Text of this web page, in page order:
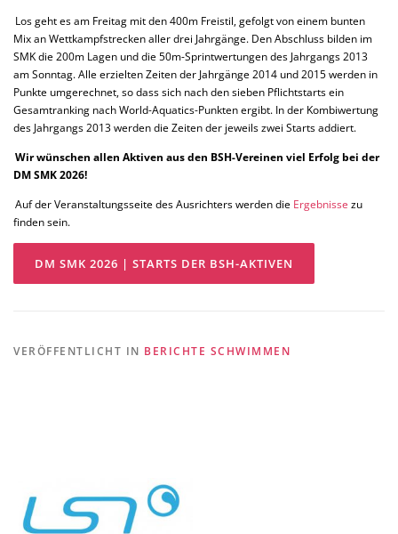
Los geht es am Freitag mit den 400m Freistil, gefolgt von einem bunten
Mix an Wettkampfstrecken aller drei Jahrgänge. Den Abschluss bilden im
SMK die 200m Lagen und die 50m-Sprintwertungen des Jahrgangs 2013
am Sonntag. Alle erzielten Zeiten der Jahrgänge 2014 und 2015 werden in
Punkte umgerechnet, so dass sich nach den sieben Pflichtstarts ein
Gesamtranking nach World-Aquatics-Punkten ergibt. In der Kombiwertung
des Jahrgangs 2013 werden die Zeiten der jeweils zwei Starts addiert.
Wir wünschen allen Aktiven aus den BSH-Vereinen viel Erfolg bei der
DM SMK 2026!
Auf der Veranstaltungsseite des Ausrichters werden die Ergebnisse zu
finden sein.
DM SMK 2026 | STARTS DER BSH-AKTIVEN
VERÖFFENTLICHT IN BERICHTE SCHWIMMEN